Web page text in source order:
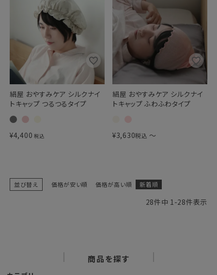
絹屋 おやすみケア シルクナイ
トキャップ つるつるタイプ
¥4,400 税込
絹屋 おやすみケア シルクナイ
トキャップ ふわふわタイプ
¥3,630税込 〜
並び替え 価格が安い順 価格が高い順 新着順
28件中 1-28件表示
商品を探す